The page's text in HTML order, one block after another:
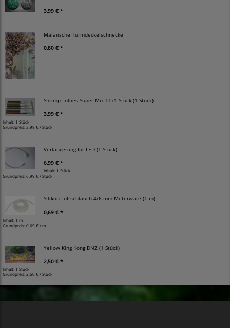
3,99 € *
Malaiische Turmdeckelschnecke
0,80 € *
Shrimp-Lollies Super Mix 11x1 Stück (1 Stück)
3,99 € *
Inhalt: 1 Stück
Grundpreis:3,99 € / Stück
Verlängerung für LED (1 Stück)
6,99 € *
Inhalt: 1 Stück
Grundpreis:6,99 € / Stück
Silikon-Luftschlauch 4/6 mm Meterware (1 m)
0,69 € *
Inhalt: 1 m
Grundpreis:0,69 € / m
Yellow King Kong DNZ (1 Stück)
2,50 € *
Inhalt: 1 Stück
Grundpreis: 2,50 € / Stück